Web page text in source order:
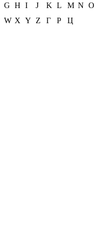
G H I J K L M N O
W X Y Z Г Р Ц